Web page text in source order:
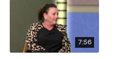
7:56